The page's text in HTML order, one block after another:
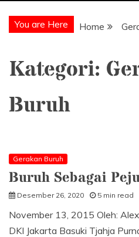
You are Here Home
Kategori:
Buruh
Gerakan Buruh
Buruh Sebagai
Desember 26, 2020 5 min read
November 13, 2015 Oleh:
DKI Jakarta Basuki Tjahja